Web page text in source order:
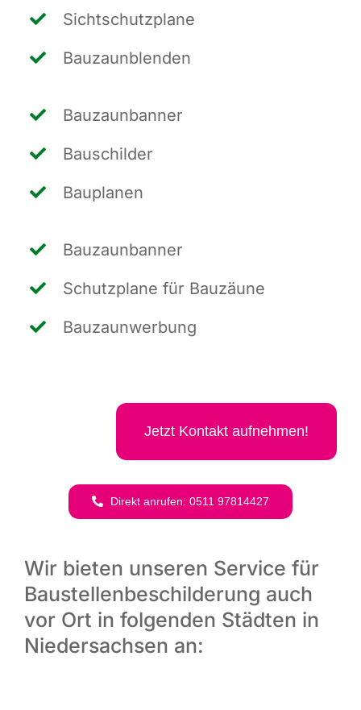
Sicht­schutz­pla­ne
Bau­zaun­blen­den
Bau­zaun­ban­ner
Bau­schil­der
Bau­pla­nen
Bau­zaun­ban­ner
Schutz­pla­ne für Bauzäune
Bau­zaun­wer­bung
Jetzt Kon­takt aufnehmen!
Direkt anru­fen: 0511 97814427
Wir bieten unseren Service für
Baustellenbeschilderung auch
vor Ort in folgenden Städten in
Niedersachsen an: